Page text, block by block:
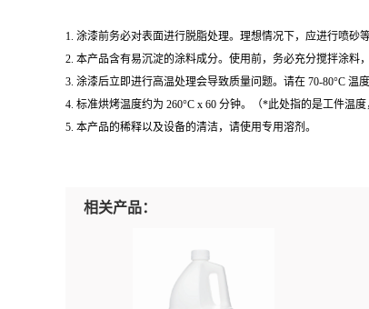
1. 涂漆前务必对表面进行脱脂处理。理想情况下，应进行喷砂
2. 本产品含有易沉淀的涂料成分。使用前，务必充分搅拌涂料
3. 涂漆后立即进行高温处理会导致质量问题。请在 70-80°C 温
4. 标准烘烤温度约为 260°C x 60 分钟。（*此处指的是工件温度
5. 本产品的稀释以及设备的清洁，请使用专用溶剂。
相关产品：